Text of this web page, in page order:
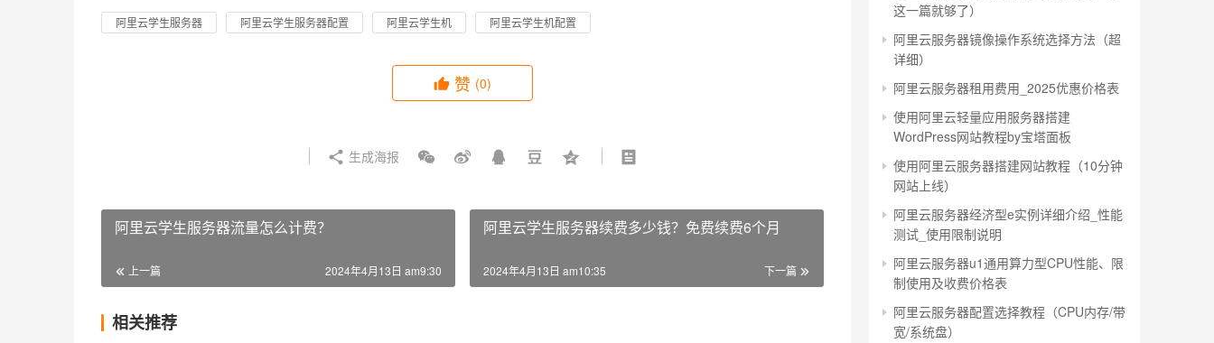
阿里云学生服务器 阿里云学生服务器配置 阿里云学生机 阿里云学生机配置
赞 (0)
生成海报
阿里云学生服务器流量怎么计费？
上一篇 2024年4月13日 am9:30
阿里云学生服务器续费多少钱？免费续费6个月
下一篇
2024年4月13日 am10:35
相关推荐
这一篇就够了）
阿里云服务器镜像操作系统选择方法（超
详细）
阿里云服务器租用费用_2025优惠价格表
使用阿里云轻量应用服务器搭建
WordPress网站教程by宝塔面板
使用阿里云服务器搭建网站教程（10分钟
网站上线）
阿里云服务器经济型e实例详细介绍_性能
测试_使用限制说明
阿里云服务器u1通用算力型CPU性能、限
制使用及收费价格表
阿里云服务器配置选择教程（CPU内存/带
宽/系统盘）